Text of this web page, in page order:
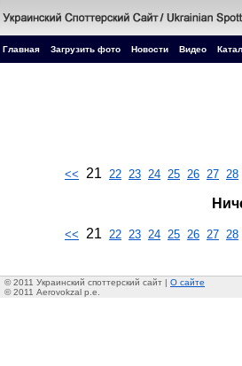
Главная Загрузить фото Новости Видео
<< 21 22 23 24 25 26 27 28
<< 21 22 23 24 25 26 27 28
© 2011 Украинский споттерский сайт | О сайте
© 2011 Aerovokzal p.e.